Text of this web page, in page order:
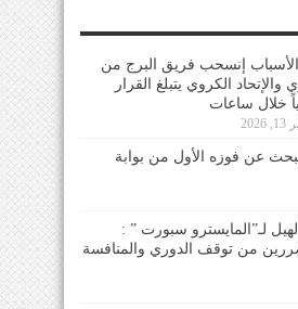
الأسباب إنسحب فريق البرج من
والإتحاد الكروي يتبلغ القرار
خلال ساعات
عن فوزه الأول من بوابة
لـ”المايسترو سبورت ” :
من توقف الدوري والمنافسة